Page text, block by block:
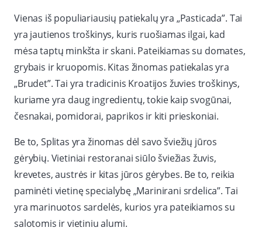
Vienas iš populiariausių patiekalų yra „Pasticada”. Tai
yra jautienos troškinys, kuris ruošiamas ilgai, kad
mėsa taptų minkšta ir skani. Pateikiamas su domates,
grybais ir kruopomis. Kitas žinomas patiekalas yra
„Brudet”. Tai yra tradicinis Kroatijos žuvies troškinys,
kuriame yra daug ingredientų, tokie kaip svogūnai,
česnakai, pomidorai, paprikos ir kiti prieskoniai.
Be to, Splitas yra žinomas dėl savo šviežių jūros
gėrybių. Vietiniai restoranai siūlo šviežias žuvis,
krevetes, austrės ir kitas jūros gėrybes. Be to, reikia
paminėti vietinę specialybę „Marinirani srdelica”. Tai
yra marinuotos sardelės, kurios yra pateikiamos su
salotomis ir vietiniu alumi.